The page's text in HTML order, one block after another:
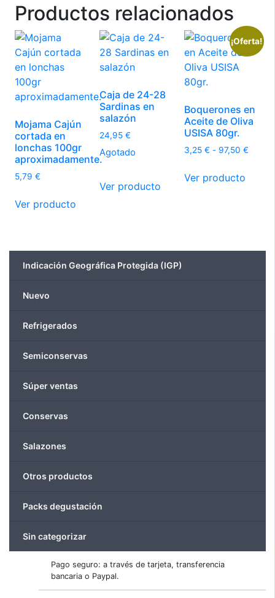
Indicación Geográfica Protegida (IGP)
Nuevo
Refrigerados
Semiconservas
Súper ventas
Conservas
Salazones
Otros productos
Packs degustación
Sin categorizar
Pago seguro: a través de tarjeta, transferencia
bancaria o Paypal.
Productos relacionados
Mojama Cajún
cortada en
lonchas 100gr
aproximadamente.
5,79 €
Ver producto
Caja de 24-28
Sardinas en
salazón
24,95€
Agotado
Ver producto
¡Oferta!
Boquerones en
Aceite de Oliva
USISA 80gr.
3,25€ - 97,50€
Ver producto